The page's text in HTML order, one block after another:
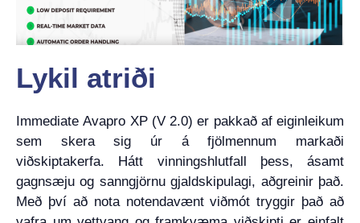
Lykil atriði
Immediate Avapro XP (V 2.0) er pakkað af eiginleikum
sem skera sig úr á fjölmennum markaði
viðskiptakerfa. Hátt vinningshlutfall þess, ásamt
gagnsæju og sanngjörnu gjaldskipulagi, aðgreinir það.
Með því að nota notendavænt viðmót tryggir það að